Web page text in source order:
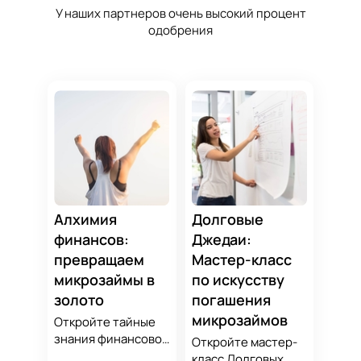
У наших партнеров очень высокий процент
одобрения
Алхимия
финансов:
превращаем
микрозаймы в
золото
Откройте тайные
знания финансовой
Долговые
Джедаи:
Мастер-класс
по искусству
погашения
микрозаймов
Откройте мастер-